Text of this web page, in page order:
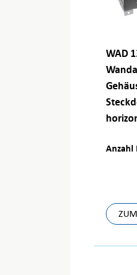
WAD
Anzahl